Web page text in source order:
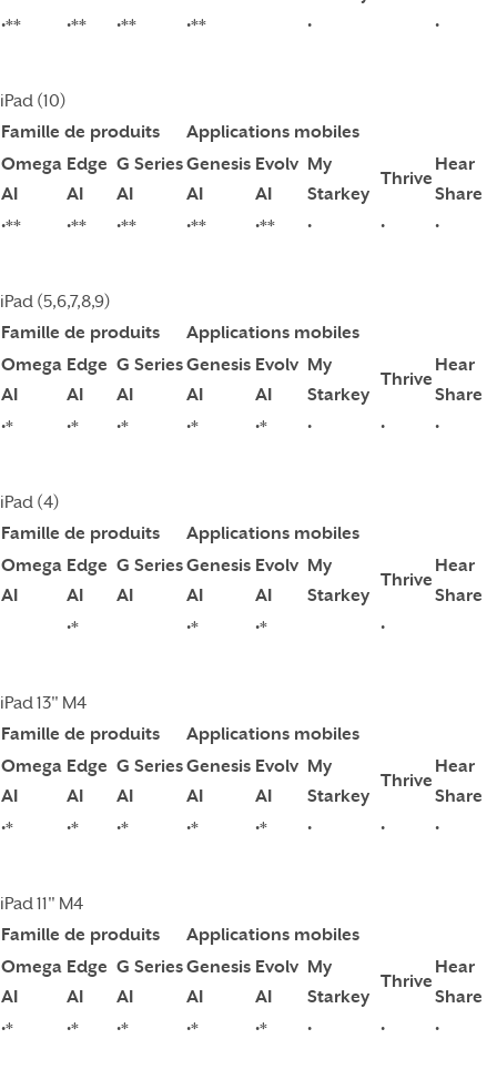
•**
•** •** •** • •
iPad (10)
Famille de produits
Applications mobiles
Omega
AI
Edge
AI
G Series
AI
Genesis
AI
Evolv
AI
My
Starkey
Thrive
Hear
Share
•**
•** •** •** •** • • •
iPad (5,6,7,8,9)
Famille de produits
Applications mobiles
Omega
AI
Edge
AI
G Series
AI
Genesis
AI
Evolv
AI
My
Starkey
Thrive
Hear
Share
•*
•* •* •* •* • • •
iPad (4)
Famille de produits
Applications mobiles
Omega
AI
Edge
AI
G Series
AI
Genesis
AI
Evolv
AI
My
Starkey
Thrive
Hear
Share
•*
•* •* •
iPad 13" M4
Famille de produits
Applications mobiles
Omega
AI
Edge
AI
G Series
AI
Genesis
AI
Evolv
AI
My
Starkey
Thrive
Hear
Share
•*
•* •* •* •* • • •
iPad 11" M4
Famille de produits
Applications mobiles
Omega
AI
Edge
AI
G Series
AI
Genesis
AI
Evolv
AI
My
Starkey
Thrive
Hear
Share
•*
•* •* •* •* • • •